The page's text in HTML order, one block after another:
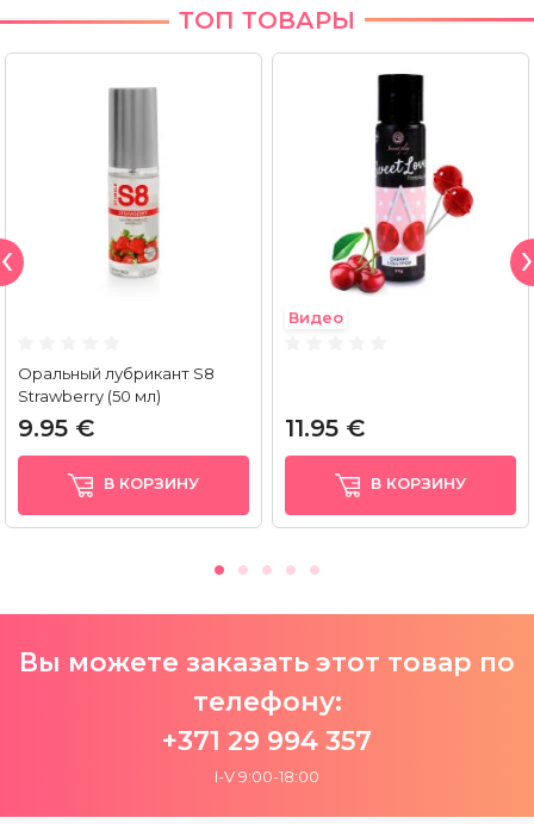
ТОП ТОВАРЫ
Оральный лубрикант S8
Strawberry (50 мл)
9.95 €
В КОРЗИНУ
Видео
11.95 €
В КОРЗИНУ
Вы можете заказать этот товар по
телефону:
+371 29 994 357
I-V 9:00-18:00